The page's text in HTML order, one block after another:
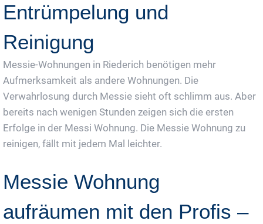
Entrümpelung und
Reinigung
Messie-Wohnungen in Riederich benötigen mehr
Aufmerksamkeit als andere Wohnungen. Die
Verwahrlosung durch Messie sieht oft schlimm aus. Aber
bereits nach wenigen Stunden zeigen sich die ersten
Erfolge in der Messi Wohnung. Die Messie Wohnung zu
reinigen, fällt mit jedem Mal leichter.
Messie Wohnung
aufräumen mit den Profis –